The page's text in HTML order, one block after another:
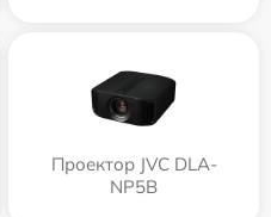
Проектор JVC DLA-
NP5B